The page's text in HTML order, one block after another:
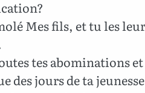
Mes fils, et tu les
tes abominations
des jours de ta